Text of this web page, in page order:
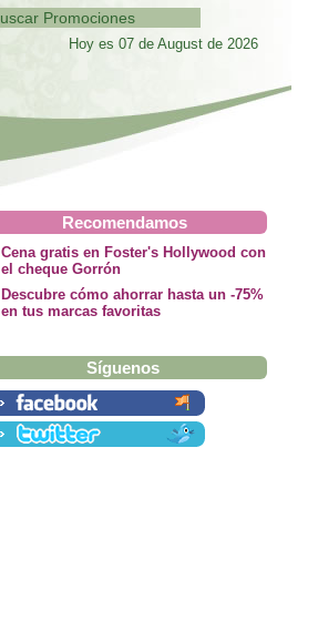
Hoy es 07 de August de 2026
Recomendamos
Cena gratis en Foster's Hollywood con
el cheque Gorrón
Descubre cómo ahorrar hasta un -75%
en tus marcas favoritas
Síguenos